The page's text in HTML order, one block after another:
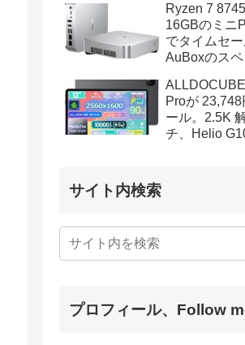
Ryzen 7
16GBのミニ
でタイムセ
AuBoxのスペ
Proが
ール。2.5K
チ、Helio
サイト内検索
プロフィール、Follow